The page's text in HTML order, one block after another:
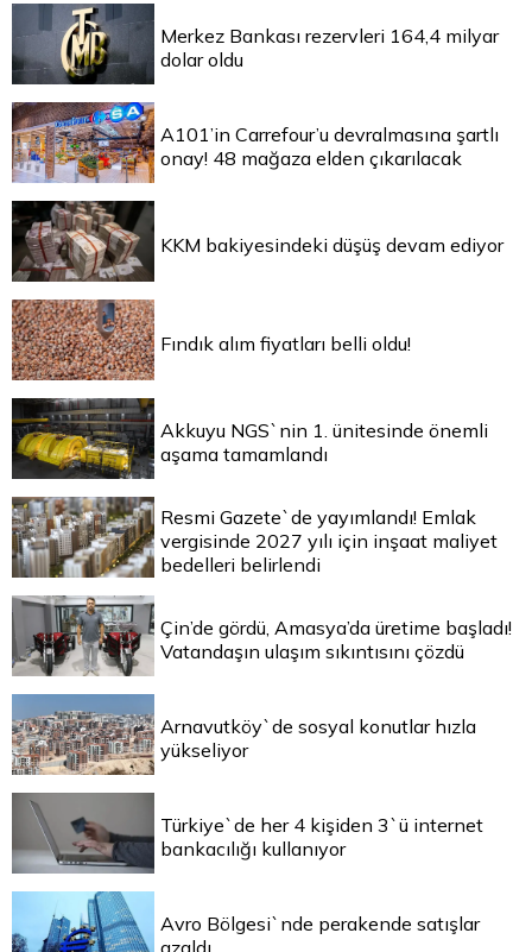
Merkez Bankası rezervleri 164,4 milyar
dolar oldu
A101’in Carrefour’u devralmasına şartlı
onay! 48 mağaza elden çıkarılacak
KKM bakiyesindeki düşüş devam ediyor
Fındık alım fiyatları belli oldu!
Akkuyu NGS`nin 1. ünitesinde önemli
aşama tamamlandı
Resmi Gazete`de yayımlandı! Emlak
vergisinde 2027 yılı için inşaat maliyet
bedelleri belirlendi
Çin’de gördü, Amasya’da üretime başladı!
Vatandaşın ulaşım sıkıntısını çözdü
Arnavutköy`de sosyal konutlar hızla
yükseliyor
Türkiye`de her 4 kişiden 3`ü internet
bankacılığı kullanıyor
Avro Bölgesi`nde perakende satışlar